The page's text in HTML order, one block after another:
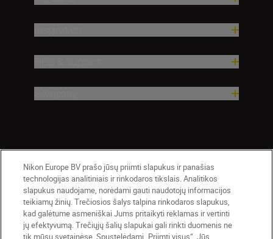
Lietuva Nikon Sites
Contact Us Privacy Notice
Terms of Use
Nikon Europe BV prašo jūsų priimti slapukus ir panašias
technologijas analitiniais ir rinkodaros tikslais. Analitikos
slapukus naudojame, norėdami gauti naudotojų informacijos
teikiamų žinių. Trečiosios šalys talpina rinkodaros slapukus,
kad galėtume asmeniškai Jums pritaikyti reklamas ir vertinti
jų efektyvumą. Trečiųjų šalių slapukai gali rinkti duomenis ne
tik mūsų svetainėse. Spustelėdami „Priimti visus“, Jūs